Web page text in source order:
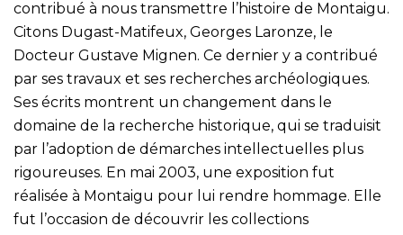
contribué à nous transmettre l’histoire de Montaigu.
Citons Dugast-Matifeux, Georges Laronze, le
Docteur Gustave Mignen. Ce dernier y a contribué
par ses travaux et ses recherches archéologiques.
Ses écrits montrent un changement dans le
domaine de la recherche historique, qui se traduisit
par l’adoption de démarches intellectuelles plus
rigoureuses. En mai 2003, une exposition fut
réalisée à Montaigu pour lui rendre hommage. Elle
fut l’occasion de découvrir les collections